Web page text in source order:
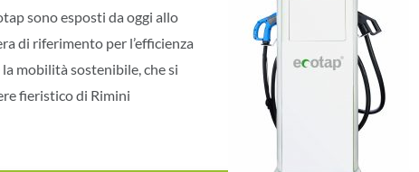
sono esposti da oggi allo
di riferimento per l’efficienza
mobilità sostenibile, che si
fieristico di Rimini